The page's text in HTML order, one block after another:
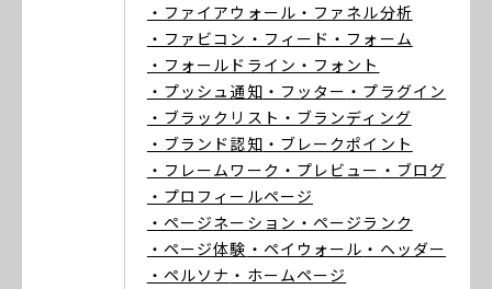
・ファイアウォール ・ファネル分析
・ファビコン ・フィード ・フォーム
・フォールドライン ・フォント
・プッシュ通知 ・フッター ・プラグイン
・ブラックリスト ・ブランディング
・ブランド認知 ・ブレークポイント
・フレームワーク ・プレビュー ・ブログ
・プロフィールページ
・ページネーション ・ページランク
・ページ体験 ・ペイウォール ・ヘッダー
・ペルソナ ・ホームページ